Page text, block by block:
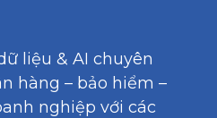
liệu & AI chuyên
hàng – bảo hiểm –
nghiệp với các